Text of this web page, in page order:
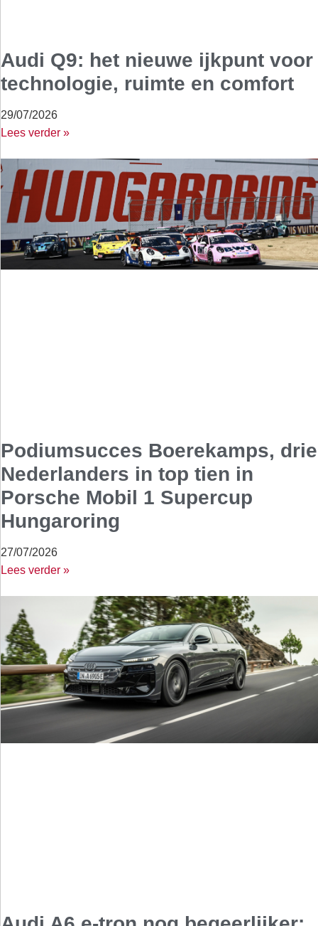
Audi Q9: het nieuwe ijkpunt voor
technologie, ruimte en comfort
29/07/2026
Lees verder »
Podiumsucces Boerekamps, drie
Nederlanders in top tien in
Porsche Mobil 1 Supercup
Hungaroring
27/07/2026
Lees verder »